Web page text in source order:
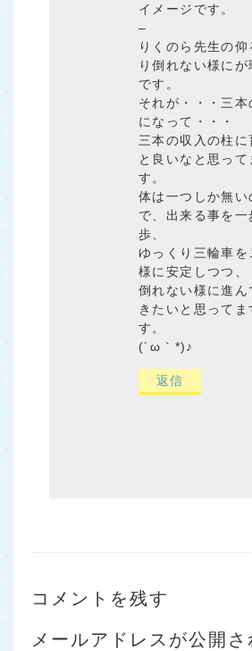
イメージです。
–
りくのら先生の仰
り倒れない様にが
です。
それが・・・三本
になって・・・
三本の収入の柱に
と良いなと思って
す。
体は一つしか無い
で、出来る事を一
歩、
ゆっくり三輪車を
様に安定しつつ、
倒れない様に進ん
きたいと思ってま
す。
(´ω｀*)♪
返信
コメントを残す
メールアドレスが公開